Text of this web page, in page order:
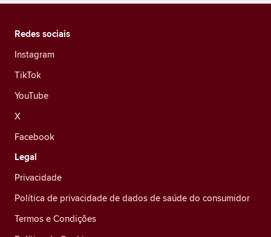
Redes sociais
Instagram
TikTok
YouTube
X
Facebook
Legal
Privacidade
Política de privacidade de dados de saúde do consumidor
Termos e Condições